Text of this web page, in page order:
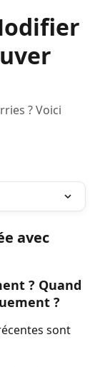
? Voici
avec
? Quand
?
sont